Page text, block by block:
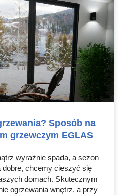
Sposób na
grzewczym EGLAS
wyraźnie spada, a sezon
chcemy cieszyć się
domach. Skutecznym
ogrzewania wnętrz, a przy